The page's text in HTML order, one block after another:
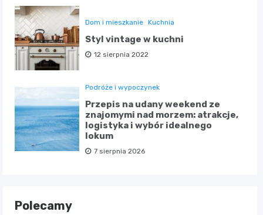
Dom i mieszkanie Kuchnia
Styl vintage w kuchni
12 sierpnia 2022
Podróże i wypoczynek
Przepis na udany weekend ze
znajomymi nad morzem: atrakcje,
logistyka i wybór idealnego
lokum
7 sierpnia 2026
Polecamy